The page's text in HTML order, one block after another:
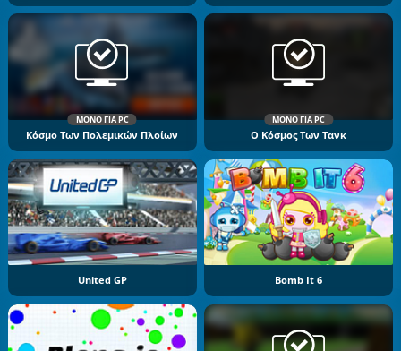
ΜΌΝΟ ΓΙΑ PC
Κόσμο Των Πολεμικών Πλοίων
ΜΌΝΟ ΓΙΑ PC
Ο Κόσμος Των Τανκ
United GP Bomb It 6